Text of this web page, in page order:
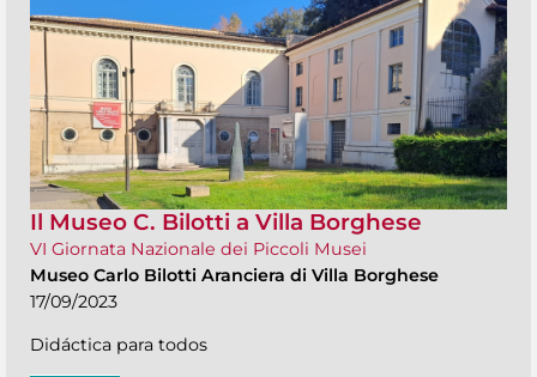
Il Museo C. Bilotti a Villa Borghese
VI Giornata Nazionale dei Piccoli Musei
Museo Carlo Bilotti Aranciera di Villa Borghese
17/09/2023
Didáctica para todos